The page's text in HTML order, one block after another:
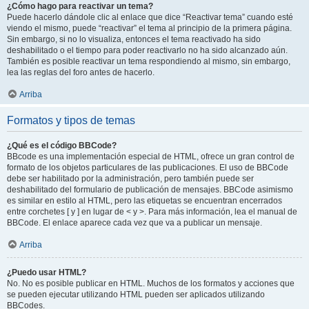
¿Cómo hago para reactivar un tema?
Puede hacerlo dándole clic al enlace que dice “Reactivar tema” cuando esté
viendo el mismo, puede “reactivar” el tema al principio de la primera página.
Sin embargo, si no lo visualiza, entonces el tema reactivado ha sido
deshabilitado o el tiempo para poder reactivarlo no ha sido alcanzado aún.
También es posible reactivar un tema respondiendo al mismo, sin embargo,
lea las reglas del foro antes de hacerlo.
Arriba
Formatos y tipos de temas
¿Qué es el código BBCode?
BBcode es una implementación especial de HTML, ofrece un gran control de
formato de los objetos particulares de las publicaciones. El uso de BBCode
debe ser habilitado por la administración, pero también puede ser
deshabilitado del formulario de publicación de mensajes. BBCode asimismo
es similar en estilo al HTML, pero las etiquetas se encuentran encerrados
entre corchetes [ y ] en lugar de < y >. Para más información, lea el manual de
BBCode. El enlace aparece cada vez que va a publicar un mensaje.
Arriba
¿Puedo usar HTML?
No. No es posible publicar en HTML. Muchos de los formatos y acciones que
se pueden ejecutar utilizando HTML pueden ser aplicados utilizando
BBCodes.